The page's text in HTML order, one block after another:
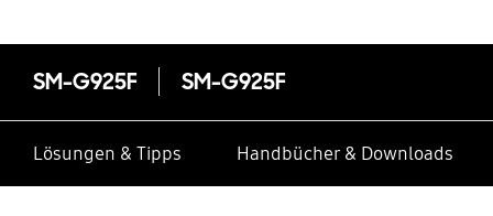
SM-G925F SM-G925F
Lösungen & Tipps Handbücher & Downloads